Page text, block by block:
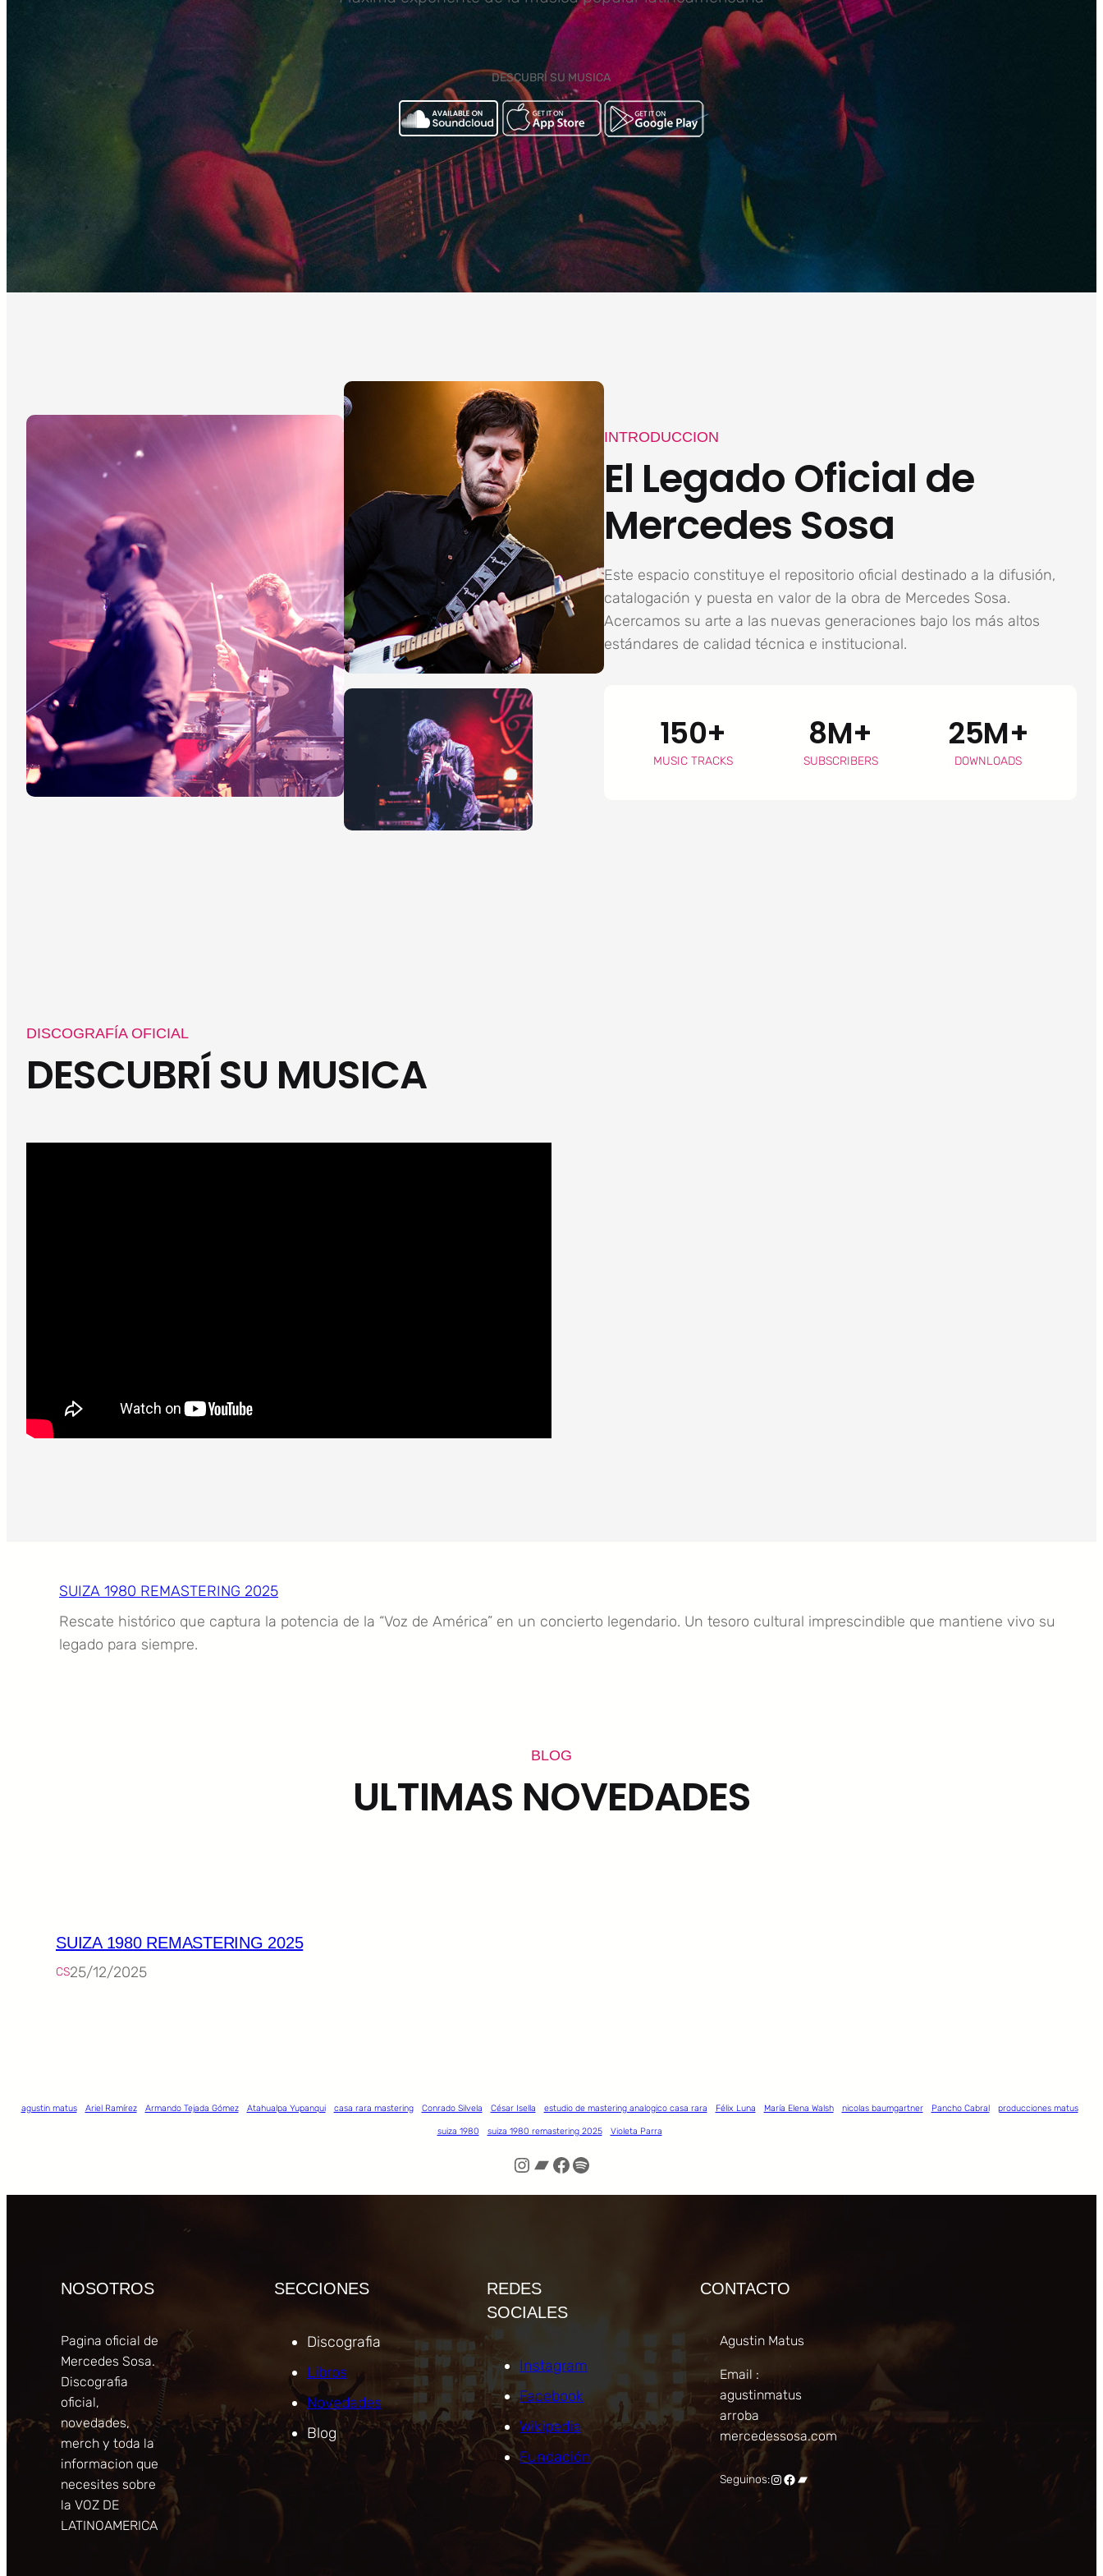
DESCUBRÍ SU MUSICA
INTRODUCCION
El Legado Oficial de
Mercedes Sosa
Este espacio constituye el repositorio oficial destinado a la difusión,
catalogación y puesta en valor de la obra de Mercedes Sosa.
Acercamos su arte a las nuevas generaciones bajo los más altos
estándares de calidad técnica e institucional.
150+
MUSIC TRACKS
8M+
SUBSCRIBERS
25M+
DOWNLOADS
DISCOGRAFÍA OFICIAL
DESCUBRÍ SU MUSICA
SUIZA 1980 REMASTERING 2025
Rescate histórico que captura la potencia de la “Voz de América” en un concierto legendario. Un tesoro cultural imprescindible que mantiene vivo su
legado para siempre.
BLOG
ULTIMAS NOVEDADES
SUIZA 1980 REMASTERING 2025
CS25/12/2025
agustin matus Ariel Ramírez Armando Tejada Gómez Atahualpa Yupanqui casa rara mastering Conrado Silvela César Isella estudio de mastering analogico casa rara Félix Luna María Elena Walsh nicolas baumgartner Pancho Cabral producciones matus
suiza 1980 suiza 1980 remastering 2025 Violeta Parra
Instagram
Bandcamp
Facebook
Spotify
NOSOTROS
Pagina oficial de
Mercedes Sosa.
Discografia
oficial,
novedades,
merch y toda la
informacion que
necesites sobre
la VOZ DE
LATINOAMERICA
SECCIONES
Discografia
Libros
Novedades
Blog
REDES
SOCIALES
Instagram
Facebook
Wikipedia
Fundación
CONTACTO
Agustin Matus
Email :
agustinmatus
arroba
mercedessosa.com
Seguinos:Instagram
Facebook
Bandcamp